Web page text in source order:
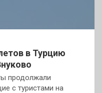
в Турцию
продолжали
с туристами на